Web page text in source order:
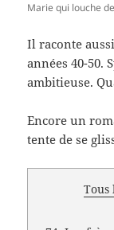
Marie qui louche
Il raconte
années 40-50.
ambitieuse.
Encore un
tente de se
Tous